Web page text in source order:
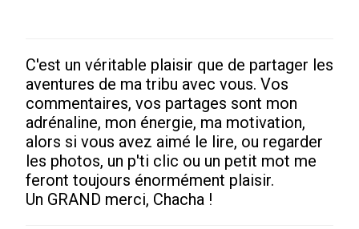
Enregistrer
un
commentaire
C'est un véritable plaisir que de partager les
aventures de ma tribu avec vous. Vos
commentaires, vos partages sont mon
adrénaline, mon énergie, ma motivation,
alors si vous avez aimé le lire, ou regarder
les photos, un p'ti clic ou un petit mot me
feront toujours énormément plaisir.
Un GRAND merci, Chacha !